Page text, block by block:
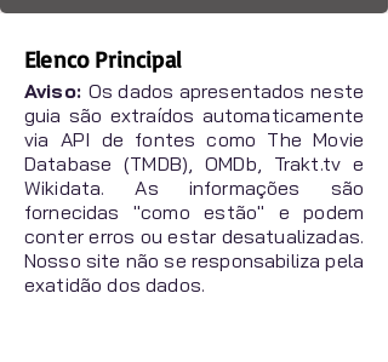
Elenco Principal
Aviso: Os dados apresentados neste
guia são extraídos automaticamente
via API de fontes como The Movie
Database (TMDB), OMDb, Trakt.tv e
Wikidata. As informações são
fornecidas "como estão" e podem
conter erros ou estar desatualizadas.
Nosso site não se responsabiliza pela
exatidão dos dados.